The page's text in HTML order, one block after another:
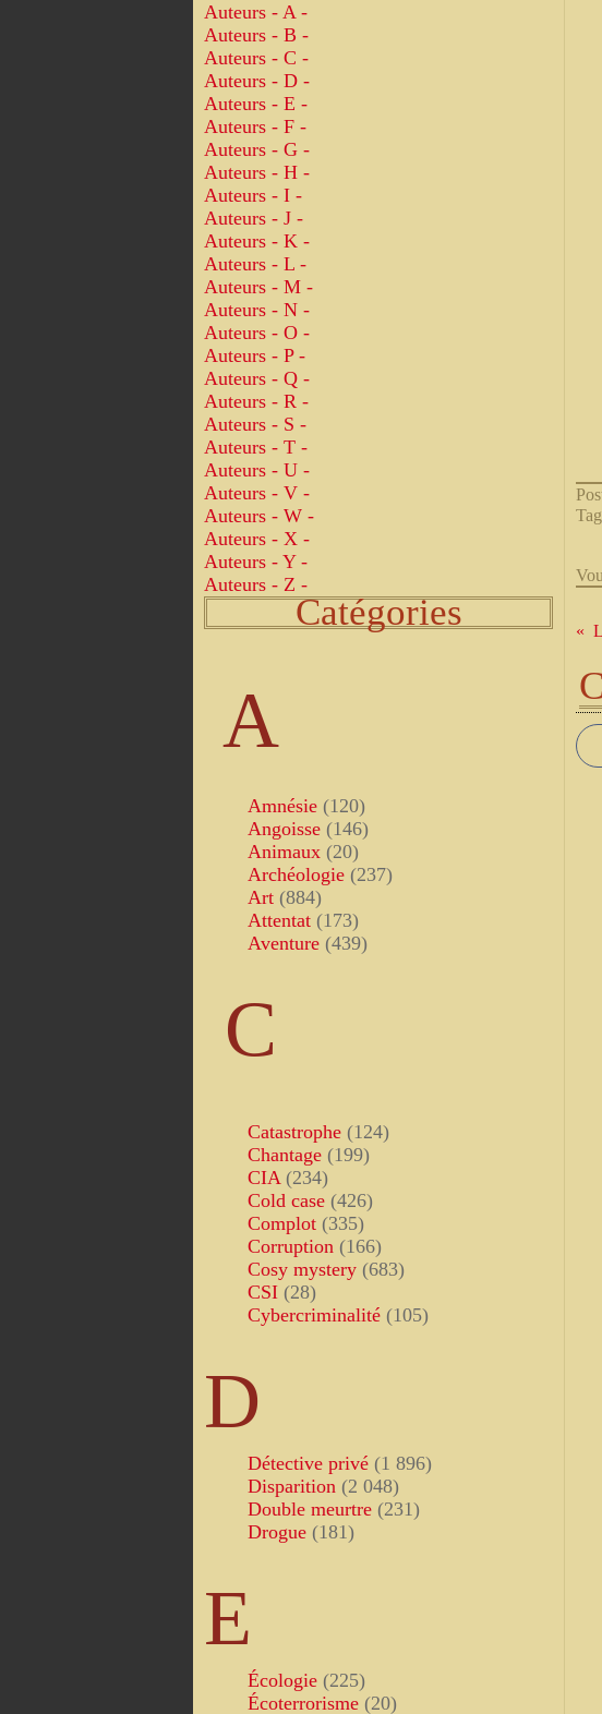
Auteurs - A -
Auteurs - B -
Auteurs - C -
Auteurs - D -
Auteurs - E -
Auteurs - F -
Auteurs - G -
Auteurs - H -
Auteurs - I -
Auteurs - J -
Auteurs - K -
Auteurs - L -
Auteurs - M -
Auteurs - N -
Auteurs - O -
Auteurs - P -
Auteurs - Q -
Auteurs - R -
Auteurs - S -
Auteurs - T -
Auteurs - U -
Auteurs - V -
Auteurs - W -
Auteurs - X -
Auteurs - Y -
Auteurs - Z -
Catégories
A
Amnésie (120)
Angoisse (146)
Animaux (20)
Archéologie (237)
Art (884)
Attentat (173)
Aventure (439)
C
Catastrophe (124)
Chantage (199)
CIA (234)
Cold case (426)
Complot (335)
Corruption (166)
Cosy mystery (683)
CSI (28)
Cybercriminalité (105)
D
Détective privé (1 896)
Disparition (2 048)
Double meurtre (231)
Drogue (181)
E
Écologie (225)
Écoterrorisme (20)